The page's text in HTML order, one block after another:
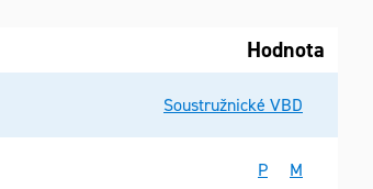
Hodnota
Soustružnické VBD
P M